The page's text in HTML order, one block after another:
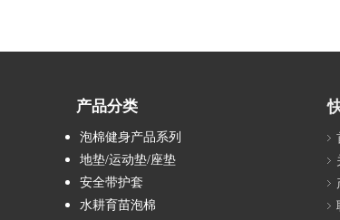
产品分类
泡棉健身产品系列
地垫/运动垫/座垫
安全带护套
水耕育苗泡棉